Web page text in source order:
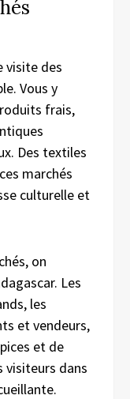
visite des
Vous y
frais,
Des textiles
marchés
culturelle et
on
Les
les
et vendeurs,
et de
visiteurs dans